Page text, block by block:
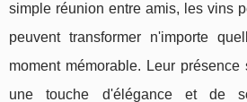
simple réunion entre amis, les vins
peuvent transformer n'importe
moment mémorable. Leur
une touche d'élégance et de